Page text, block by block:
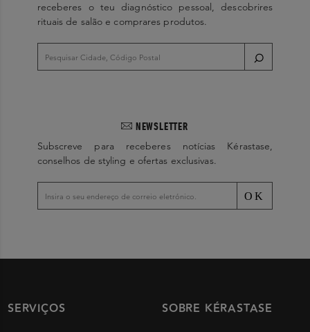
receberes o teu diagnóstico pessoal, descobrires
rituais de salão e comprares produtos.
NEWSLETTER
Subscreve para receberes notícias Kérastase,
conselhos de styling e ofertas exclusivas.
OK
SERVIÇOS SOBRE KÉRASTASE